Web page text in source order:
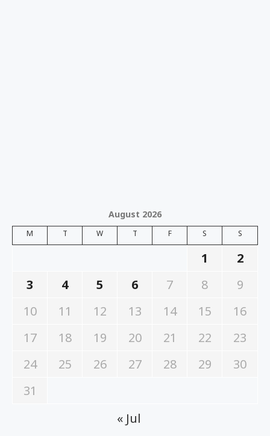
August 2026
M T W T F S S
1
2
3
4 5 6 7 8
9
10
11 12 13 14 15
16
17
18 19 20 21 22
23
24
25 26 27 28 29
30
31
« Jul